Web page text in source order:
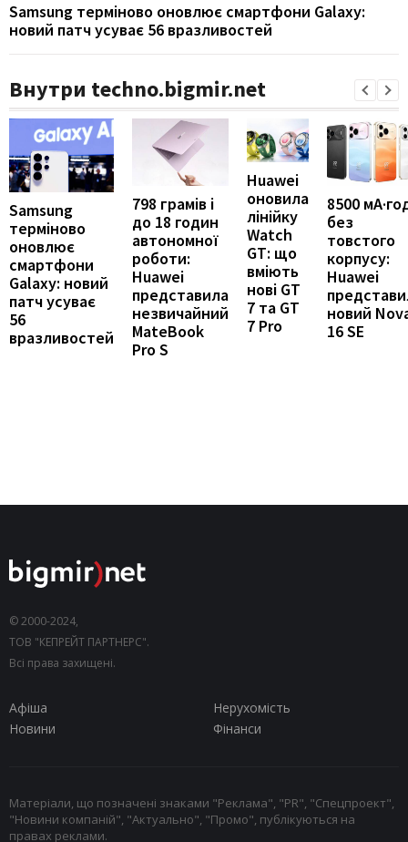
Samsung терміново оновлює смартфони Galaxy:
новий патч усуває 56 вразливостей
Внутри techno.bigmir.net
Samsung
терміново
оновлює
смартфони
Galaxy: новий
патч усуває
56
вразливостей
798 грамів і
до 18 годин
автономної
роботи:
Huawei
представила
незвичайний
MateBook
Pro S
Huawei
оновила
лінійку
Watch
GT: що
вміють
нові GT
7 та GT
7 Pro
8500
без
товстого
корпусу:
Huawei
новий
16 SE
© 2000-2024,
ТОВ "КЕПРЕЙТ ПАРТНЕРС".
Всі права захищені.
Афіша
Нерухомість
Новини
Фінанси
Матеріали, що позначені знаками "Реклама", "PR", "Спецпроект",
"Новини компаній", "Актуально", "Промо", публікуються на
правах реклами.